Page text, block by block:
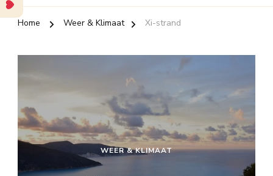
Home Weer & Klimaat Xi-strand
WEER & KLIMAAT